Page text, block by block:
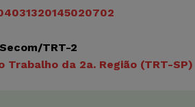
TRT-2
Trabalho da 2a. Região (TRT-SP)